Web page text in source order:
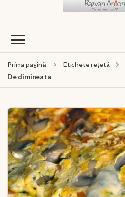
Prima pagină Etichete rețetă
De dimineata